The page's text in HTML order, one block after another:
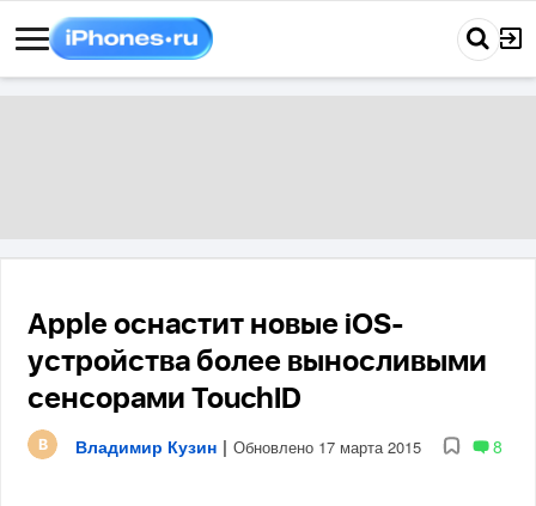
Apple оснастит новые iOS-
устройства более выносливыми
сенсорами TouchID
Владимир Кузин | Обновлено 17 марта 2015 8